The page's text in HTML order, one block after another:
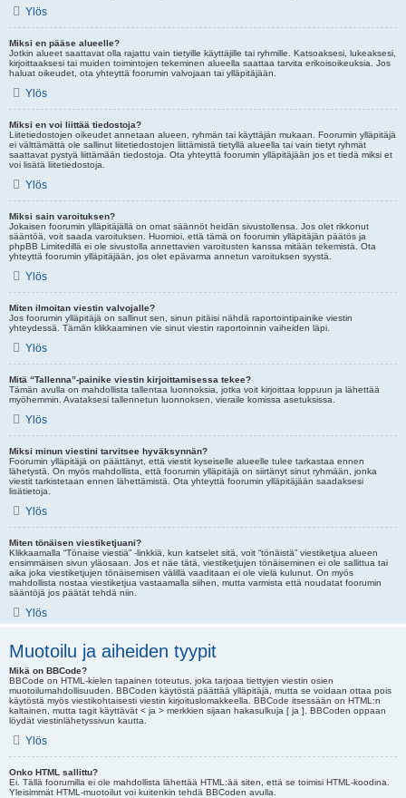
Ylös
Miksi en pääse alueelle?
Jotkin alueet saattavat olla rajattu vain tietyille käyttäjille tai ryhmille. Katsoaksesi, lukeaksesi,
kirjoittaaksesi tai muiden toimintojen tekeminen alueella saattaa tarvita erikoisoikeuksia. Jos
haluat oikeudet, ota yhteyttä foorumin valvojaan tai ylläpitäjään.
Ylös
Miksi en voi liittää tiedostoja?
Liitetiedostojen oikeudet annetaan alueen, ryhmän tai käyttäjän mukaan. Foorumin ylläpitäjä
ei välttämättä ole sallinut liitetiedostojen liittämistä tietyllä alueella tai vain tietyt ryhmät
saattavat pystyä liittämään tiedostoja. Ota yhteyttä foorumin ylläpitäjään jos et tiedä miksi et
voi lisätä liitetiedostoja.
Ylös
Miksi sain varoituksen?
Jokaisen foorumin ylläpitäjällä on omat säännöt heidän sivustollensa. Jos olet rikkonut
sääntöä, voit saada varoituksen. Huomioi, että tämä on foorumin ylläpitäjän päätös ja
phpBB Limitedillä ei ole sivustolla annettavien varoitusten kanssa mitään tekemistä. Ota
yhteyttä foorumin ylläpitäjään, jos olet epävarma annetun varoituksen syystä.
Ylös
Miten ilmoitan viestin valvojalle?
Jos foorumin ylläpitäjä on sallinut sen, sinun pitäisi nähdä raportointipainike viestin
yhteydessä. Tämän klikkaaminen vie sinut viestin raportoinnin vaiheiden läpi.
Ylös
Mitä “Tallenna”-painike viestin kirjoittamisessa tekee?
Tämän avulla on mahdollista tallentaa luonnoksia, jotka voit kirjoittaa loppuun ja lähettää
myöhemmin. Avataksesi tallennetun luonnoksen, vieraile komissa asetuksissa.
Ylös
Miksi minun viestini tarvitsee hyväksynnän?
Foorumin ylläpitäjä on päättänyt, että viestit kyseiselle alueelle tulee tarkastaa ennen
lähetystä. On myös mahdollista, että foorumin ylläpitäjä on siirtänyt sinut ryhmään, jonka
viestit tarkistetaan ennen lähettämistä. Ota yhteyttä foorumin ylläpitäjään saadaksesi
lisätietoja.
Ylös
Miten tönäisen viestiketjuani?
Klikkaamalla “Tönaise viestiä” -linkkiä, kun katselet sitä, voit “tönäistä” viestiketjua alueen
ensimmäisen sivun yläosaan. Jos et näe tätä, viestiketjujen tönäiseminen ei ole sallittua tai
aika joka viestiketjujen tönäisemisen välillä vaaditaan ei ole vielä kulunut. On myös
mahdollista nostaa viestiketjua vastaamalla siihen, mutta varmista että noudatat foorumin
sääntöjä jos päätät tehdä niin.
Ylös
Muotoilu ja aiheiden tyypit
Mikä on BBCode?
BBCode on HTML-kielen tapainen toteutus, joka tarjoaa tiettyjen viestin osien
muotoilumahdollisuuden. BBCoden käytöstä päättää ylläpitäjä, mutta se voidaan ottaa pois
käytöstä myös viestikohtaisesti viestin kirjoituslomakkeella. BBCode itsessään on HTML:n
kaltainen, mutta tagit käyttävät < ja > merkkien sijaan hakasulkuja [ ja ]. BBCoden oppaan
löydät viestinlähetyssivun kautta.
Ylös
Onko HTML sallittu?
Ei. Tällä foorumilla ei ole mahdollista lähettää HTML:ää siten, että se toimisi HTML-koodina.
Yleisimmät HTML-muotoilut voi kuitenkin tehdä BBCoden avulla.